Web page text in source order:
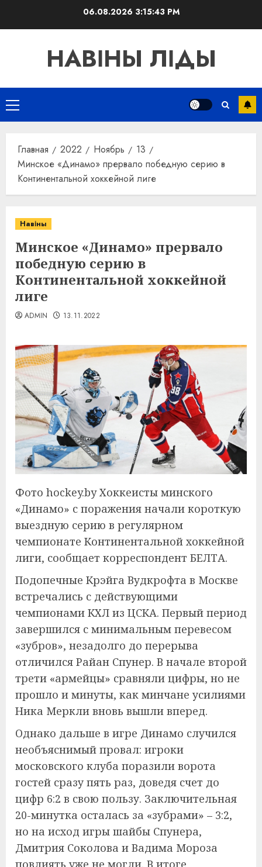
06.08.2026 3:15:44 PM
НАВІНЫ ЛІДЫ
Основное
меню
Главная 2022 Ноябрь
13
Минское «Динамо» прервало победную серию в
Континентальной хоккейной лиге
Навіны
Минское «Динамо» прервало
победную серию в
Континентальной хоккейной
лиге
ADMIN 13.11.2022
Фото hockey.by Хоккеисты минского
«Динамо» с поражения начали короткую
выездную серию в регулярном
чемпионате Континентальной хоккейной
лиги, сообщает корреспондент БЕЛТА.
Подопечные Крэйга Вудкрофта в Москве
встречались с действующими
чемпионами КХЛ из ЦСКА. Первый период
завершился с минимальным перевесом
«зубров», незадолго до перерыва
отличился Райан Спунер. В начале второй
трети «армейцы» сравняли цифры, но не
прошло и минуты, как минчане усилиями
Ника Меркли вновь вышли вперед.
Однако дальше в игре Динамо случился
необъяснимый провал: игроки
московского клуба поразили ворота
гостей сразу пять раз, доведя счет до
цифр 6:2 в свою пользу. Заключительная
20-минутка осталась за «зубрами» – 3:2,
но на исход игры шайбы Спунера,
Дмитрия Соколова и Вадима Мороза
повлиять уже не могли. В итоге